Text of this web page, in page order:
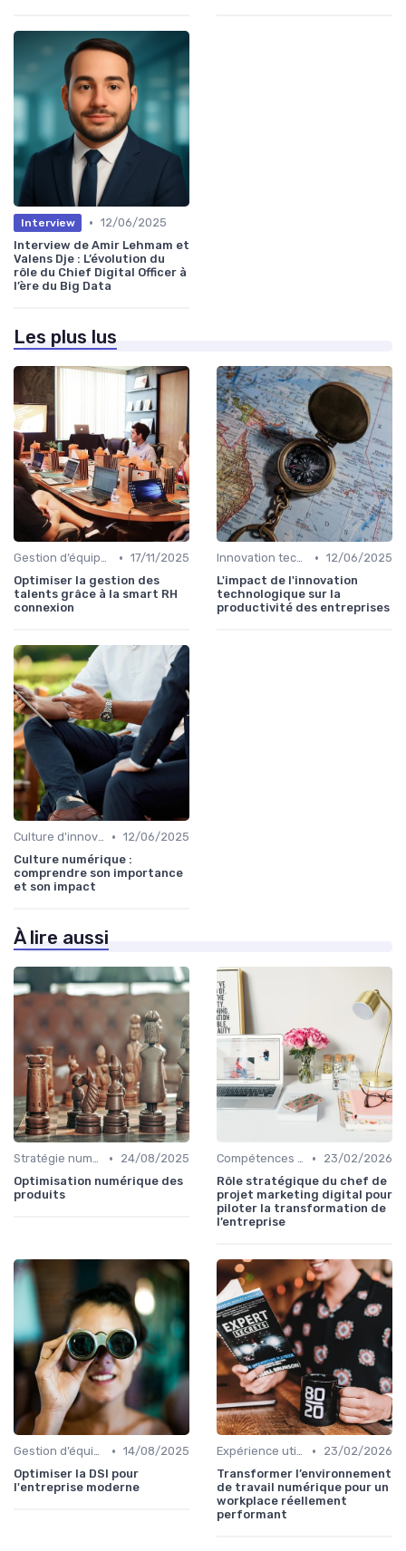
Interview • 12/06/2025
Interview de Amir Lehmam et
Valens Dje : L’évolution du
rôle du Chief Digital Officer à
l’ère du Big Data
Les plus lus
Gestion d’équipes tech • 17/11/2025
Optimiser la gestion des
talents grâce à la smart RH
connexion
Innovation technologique • 12/06/2025
L'impact de l'innovation
technologique sur la
productivité des entreprises
Culture d'innovation • 12/06/2025
Culture numérique :
comprendre son importance
et son impact
À lire aussi
Stratégie numérique •
24/08/2025
Optimisation numérique des
produits
Compétences clés •
23/02/2026
Rôle stratégique du chef de
projet marketing digital pour
piloter la transformation de
l’entreprise
Gestion d’équipes tech • 14/08/2025
Optimiser la DSI pour
l'entreprise moderne
Expérience utilisateur •
23/02/2026
Transformer l’environnement
de travail numérique pour un
workplace réellement
performant